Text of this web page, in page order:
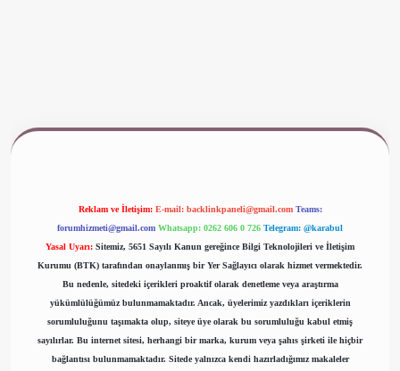
Reklam ve İletişim: E-mail: backlinkpaneli@gmail.com Teams:
forumhizmeti@gmail.com Whatsapp: 0262 606 0 726 Telegram: @karabul
Yasal Uyarı: Sitemiz, 5651 Sayılı Kanun gereğince Bilgi Teknolojileri ve İletişim
Kurumu (BTK) tarafından onaylanmış bir Yer Sağlayıcı olarak hizmet vermektedir.
Bu nedenle, sitedeki içerikleri proaktif olarak denetleme veya araştırma
yükümlülüğümüz bulunmamaktadır. Ancak, üyelerimiz yazdıkları içeriklerin
sorumluluğunu taşımakta olup, siteye üye olarak bu sorumluluğu kabul etmiş
sayılırlar. Bu internet sitesi, herhangi bir marka, kurum veya şahıs şirketi ile hiçbir
bağlantısı bulunmamaktadır. Sitede yalnızca kendi hazırladığımız makaleler